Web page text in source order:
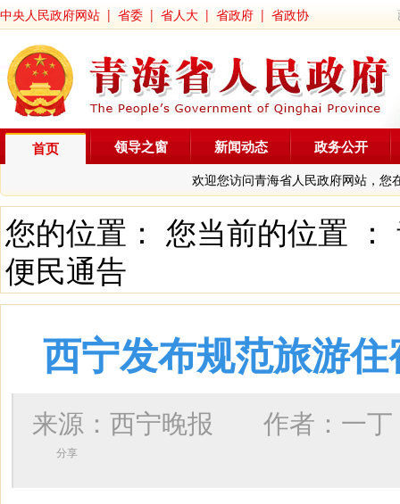
中央人民政府网站 | 省委 | 省人大 | 省政府 | 省政协
首页
欢迎您访问青海省人民政府网站，您
领导之窗 新闻动态 政务公开
您的位置： 您当前的位置 ：
便民通告
西宁发布规范旅游
来源：西宁晚报 作者： 一丁
分享